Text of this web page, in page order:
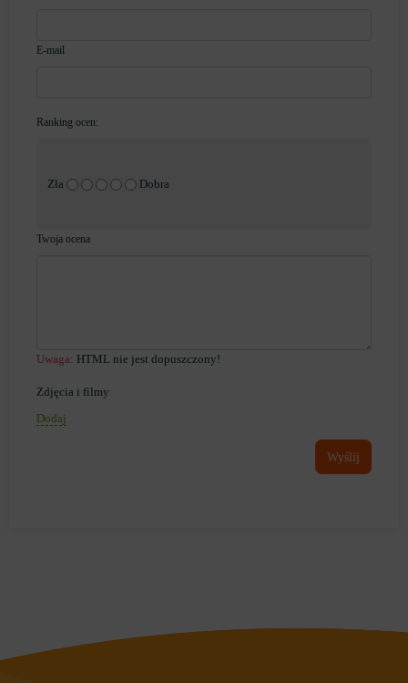
E-mail
Ranking ocen:
Zła Dobra
Twoja ocena
Uwaga: HTML nie jest dopuszczony!
Zdjęcia i filmy
Dodaj
Wyślij